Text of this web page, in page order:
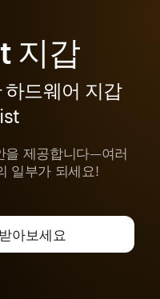
지갑
드웨어 지갑
을 제공합니다—여러
일부가 되세요!
아보세요